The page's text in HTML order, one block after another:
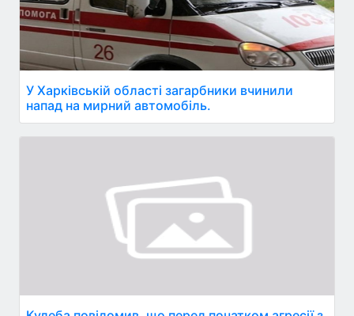
У Харківській області загарбники вчинили
напад на мирний автомобіль.